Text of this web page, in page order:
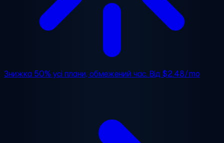
Знижка 50% усі плани, обмежений час. Від$2.48/mo